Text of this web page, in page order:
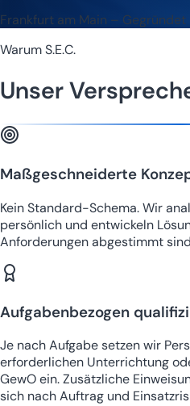
Frankfurt am Main – Gegründet
Warum S.E.C.
Unser
Maßgeschneiderte
Kein Standard-Schema. Wir
persönlich und entwickeln
Anforderungen abgestimmt
Aufgabenbezogen
Je nach Aufgabe setzen wir
erforderlichen Unterrichtung
GewO ein. Zusätzliche
sich nach Auftrag und